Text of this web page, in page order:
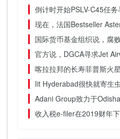
倒计时开始PSLV-C45任
现在，法国Bestseller
国际货币基金组织说，腐
官方说，DGCA寻求Jet
喀拉拉邦的长寿菲普斯火
Iit Hyderabad很快就寄生
Adani Group致力于
收入税e-filer在2019财年